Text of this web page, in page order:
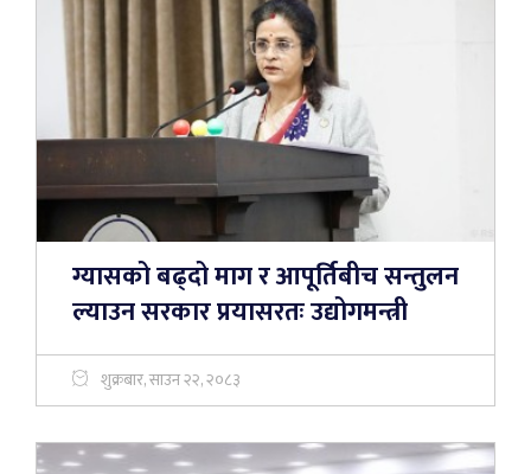
ग्यासको बढ्दो माग र आपूर्तिबीच सन्तुलन
ल्याउन सरकार प्रयासरतः उद्योगमन्त्री
शुक्रबार, साउन २२, २०८३